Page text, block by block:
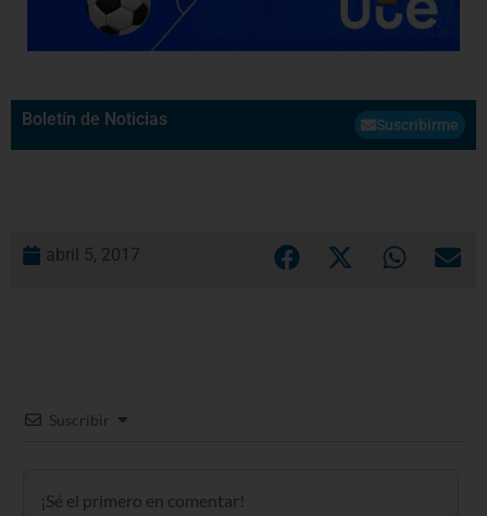
Boletín de Noticias Suscribirme
abril 5, 2017
Suscribir